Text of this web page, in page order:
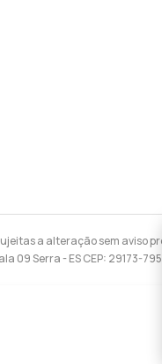
a alteração sem aviso
09 Serra - ES CEP: 29173-795